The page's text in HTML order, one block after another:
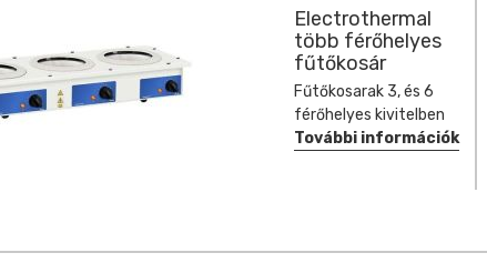
Electrothermal
több férőhelyes
fűtőkosár
Fűtőkosarak 3, és 6
férőhelyes kivitelben
További információk